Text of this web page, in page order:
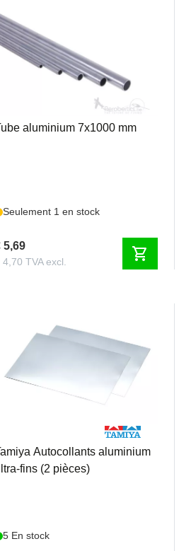
aluminium 7x1000 mm
Seulement 1 en stock
5,69
4,70 TVA excl. shopping_cart
Autocollants aluminium
fins (2 pièces)
5 En stock